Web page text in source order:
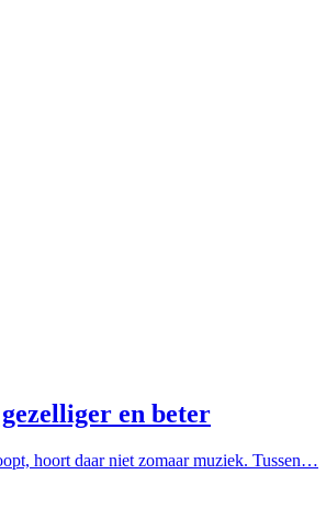
en beter
hoort daar niet zomaar muziek. Tussen…